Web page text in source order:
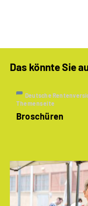
Das könnte Sie
Deutsche
Themenseite
Broschüren